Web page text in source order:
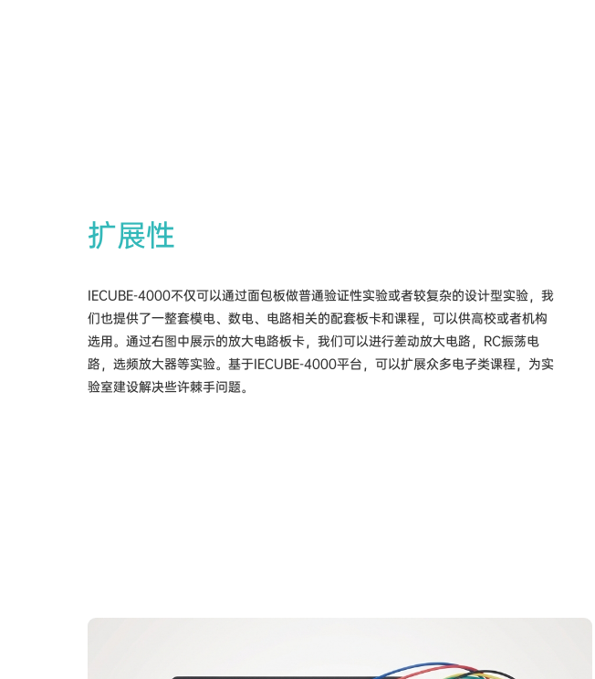
扩展性
IECUBE-4000不仅可以通过面包板做普通验证性实验或者较复杂的设计型实验，我
们也提供了一整套模电、数电、电路相关的配套板卡和课程，可以供高校或者机构
选用。通过右图中展示的放大电路板卡，我们可以进行差动放大电路，RC振荡电
路，选频放大器等实验。基于IECUBE-4000平台，可以扩展众多电子类课程，为实
验室建设解决些许棘手问题。